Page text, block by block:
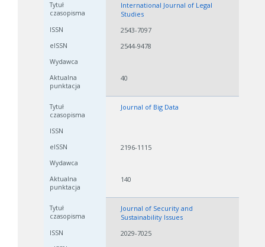
International Journal of Legal
Studies
2543-7097
2544-9478
40
Journal of Big Data
2196-1115
140
Journal of Security and
Sustainability Issues
2029-7025